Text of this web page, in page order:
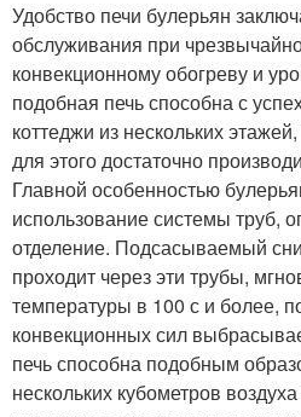
Удобство печи булерьян
обслуживания при
конвекционному обогреву и
подобная печь способна с
коттеджи из нескольких
для этого достаточно
Главной особенностью
использование системы труб,
отделение. Подсасываемый
проходит через эти трубы,
температуры в 100 с и более,
конвекционных сил
печь способна подобным
нескольких кубометров